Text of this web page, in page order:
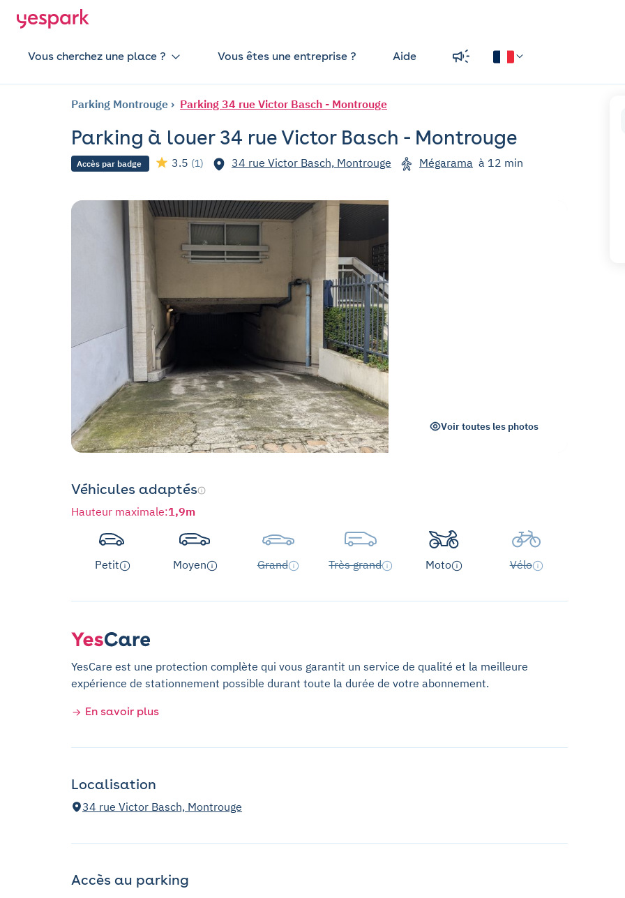
Vous cherchez une place ? Vous êtes une entreprise ? Aide
Parking Montrouge Parking 34 rue Victor Basch - Montrouge
Parking à louer 34 rue Victor Basch - Montrouge
Accès par badge 3.5 (1) 34 rue Victor Basch, Montrouge Mégarama à 12 min
Voir toutes les photos
Véhicules adaptés
Hauteur maximale:1,9m
Petit Moyen Grand Très grand Moto Vélo
YesCare est une protection complète qui vous garantit un service de qualité et la meilleure
expérience de stationnement possible durant toute la durée de votre abonnement.
En savoir plus
Localisation
34 rue Victor Basch, Montrouge
Accès au parking